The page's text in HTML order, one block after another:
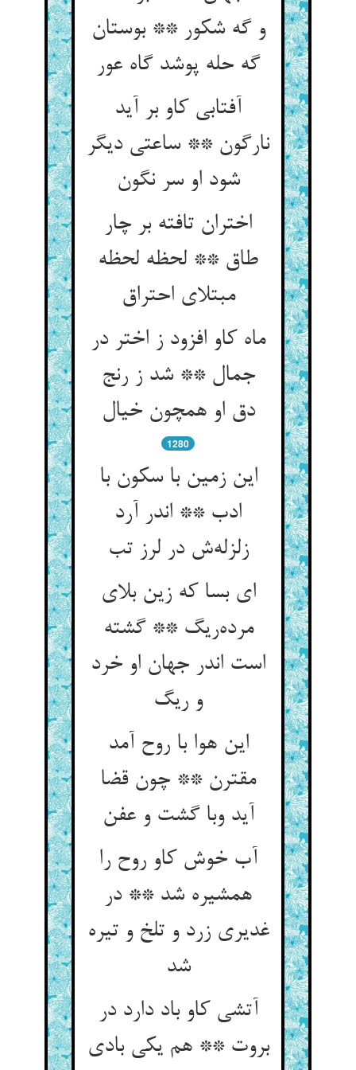
و گه شکور ** بوستان
گه حله پوشد گاه عور
آفتابی کاو بر آید
نارگون ** ساعتی دیگر
شود او سر نگون‌‌
اختران تافته بر چار
طاق ** لحظه لحظه
مبتلای احتراق‌‌
ماه کاو افزود ز اختر در
جمال ** شد ز رنج
دق او همچون خیال‌‌
1280
این زمین با سکون با
ادب ** اندر آرد
زلزله‌‌ش در لرز تب‌‌
ای بسا که زین بلای
مرده‌‌ریگ ** گشته
است اندر جهان او خرد
این هوا با روح آمد
مقترن ** چون قضا
آب خوش کاو روح را
همشیره شد ** در
غدیری زرد و تلخ و تیره
شد
آتشی کاو باد دارد در
بروت ** هم یکی بادی